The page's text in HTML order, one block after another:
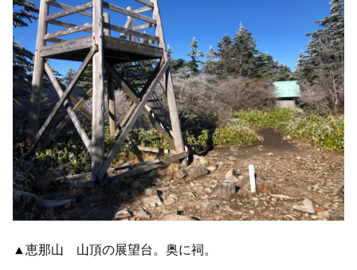
▲恵那山 山頂の展望台。奥に祠。